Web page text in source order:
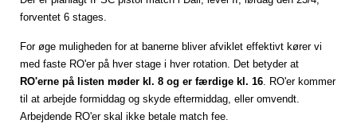
forventet 6 stages.
For øge muligheden for at banerne bliver afviklet effektivt kører vi
med faste RO'er på hver stage i hver rotation. Det betyder at
RO'erne på listen møder kl. 8 og er færdige kl. 16. RO'er kommer
til at arbejde formiddag og skyde eftermiddag, eller omvendt.
Arbejdende RO'er skal ikke betale match fee.